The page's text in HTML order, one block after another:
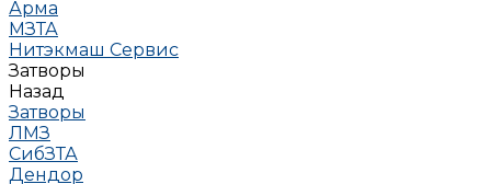
Арма
МЗТА
Нитэкмаш Сервис
Затворы
Назад
Затворы
ЛМЗ
СибЗТА
Дендор